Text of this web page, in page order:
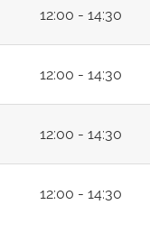
12:00 - 14:30
12:00 - 14:30
12:00 - 14:30
12:00 - 14:30